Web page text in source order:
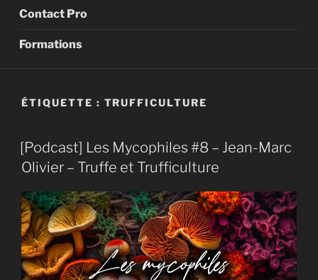
Contact Pro
Formations
ÉTIQUETTE : TRUFFICULTURE
[Podcast] Les Mycophiles #8 – Jean-Marc
Olivier – Truffe et Trufficulture